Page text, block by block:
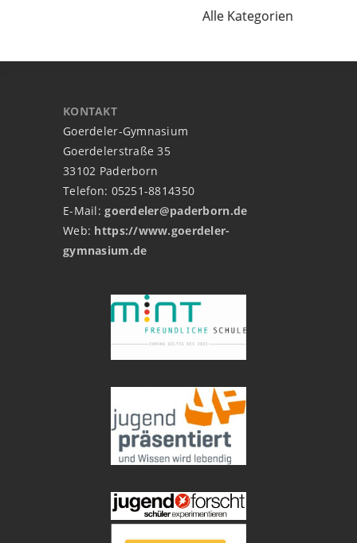
Alle Kategorien
KONTAKT
Goerdeler-Gymnasium
Goerdelerstraße 35
33102 Paderborn
Telefon: 05251-8814350
E-Mail:goerdeler@paderborn.de
Web: https://www.goerdeler-
gymnasium.de